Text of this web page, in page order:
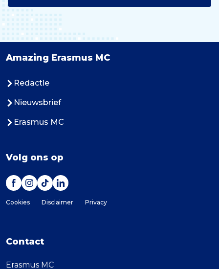
Amazing Erasmus MC
Redactie
Nieuwsbrief
Erasmus MC
Volg ons op
Cookies Disclaimer Privacy
Contact
Erasmus MC